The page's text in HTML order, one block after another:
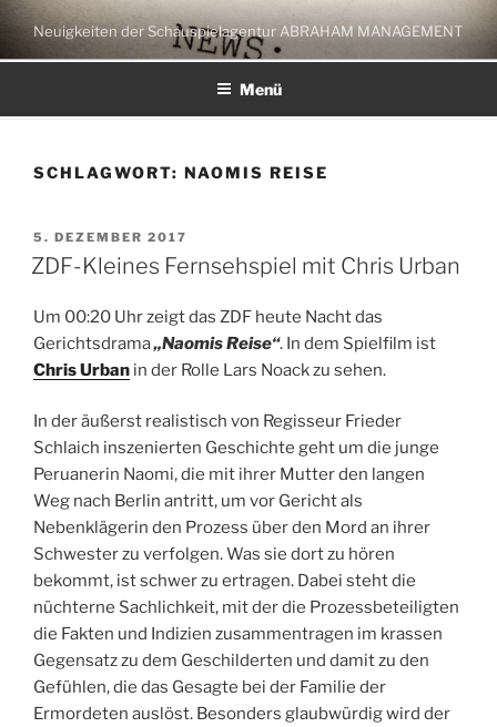
Zum
Inhalt
springen
Neuigkeiten der Schauspielagentur ABRAHAM MANAGEMENT
Menü
SCHLAGWORT: NAOMIS REISE
VERÖFFENTLICHT
AM
5. DEZEMBER 2017
ZDF-Kleines Fernsehspiel mit Chris Urban
Um 00:20 Uhr zeigt das ZDF heute Nacht das
Gerichtsdrama„Naomis Reise“. In dem Spielfilm ist
Chris Urban in der Rolle Lars Noack zu sehen.
In der äußerst realistisch von Regisseur Frieder
Schlaich inszenierten Geschichte geht um die junge
Peruanerin Naomi, die mit ihrer Mutter den langen
Weg nach Berlin antritt, um vor Gericht als
Nebenklägerin den Prozess über den Mord an ihrer
Schwester zu verfolgen. Was sie dort zu hören
bekommt, ist schwer zu ertragen. Dabei steht die
nüchterne Sachlichkeit, mit der die Prozessbeteiligten
die Fakten und Indizien zusammentragen im krassen
Gegensatz zu dem Geschilderten und damit zu den
Gefühlen, die das Gesagte bei der Familie der
Ermordeten auslöst. Besonders glaubwürdig wird der